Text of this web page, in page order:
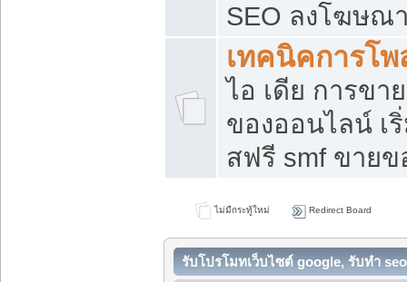
SEO ลงโฆษณ
เทคนิคการโ
ไอ เดีย การขา
ของออนไลน์ เ
สฟรี smf ขาย
ไม่มีกระทู้ใหม่ Redirect Board
รับโปรโมทเว็บไซต์ google, รับทำ